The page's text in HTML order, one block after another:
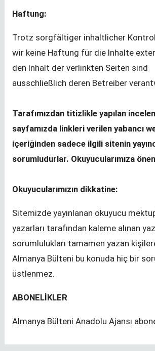
Haftung:
Trotz sorgfältiger inhaltlicher
wir keine Haftung für die Inhalte
den Inhalt der verlinkten Seiten sind
ausschließlich deren Betreiber
Tarafımızdan titizlikle yapılan
sayfamızda linkleri verilen yabancı
içeriğinden sadece ilgili sitenin
sorumludurlar. Okuyucularımıza
Okuyucularımızın dikkatine:
Sitemizde yayınlanan okuyucu
yazarları tarafından kaleme alınan
sorumlulukları tamamen yazan
Almanya Bülteni bu konuda hiç bir
üstlenmez.
ABONELİKLER
Almanya Bülteni Anadolu Ajansı